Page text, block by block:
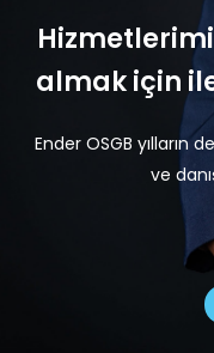
almak için
Ender OSGB yılların
ve